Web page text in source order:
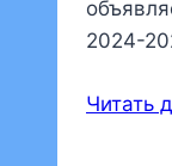
2024-
Читать